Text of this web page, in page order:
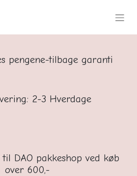
pengene-tilbage garanti
2-3 Hverdage
DAO pakkeshop ved køb
over 600,-